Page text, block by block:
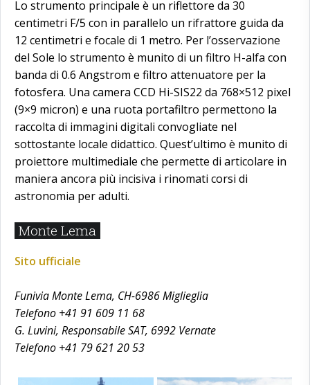
Lo strumento principale è un riflettore da 30
centimetri F/5 con in parallelo un rifrattore guida da
12 centimetri e focale di 1 metro. Per l’osservazione
del Sole lo strumento è munito di un filtro H-alfa con
banda di 0.6 Angstrom e filtro attenuatore per la
fotosfera. Una camera CCD Hi-SIS22 da 768×512 pixel
(9×9 micron) e una ruota portafiltro permettono la
raccolta di immagini digitali convogliate nel
sottostante locale didattico. Quest’ultimo è munito di
proiettore multimediale che permette di articolare in
maniera ancora più incisiva i rinomati corsi di
astronomia per adulti.
Monte Lema
Sito ufficiale
Funivia Monte Lema, CH-6986 Miglieglia
Telefono +41 91 609 11 68
G. Luvini, Responsabile SAT, 6992 Vernate
Telefono +41 79 621 20 53